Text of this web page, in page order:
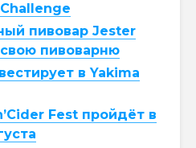
пивовар Jester
пивоварню
в Yakima
Fest пройдёт в